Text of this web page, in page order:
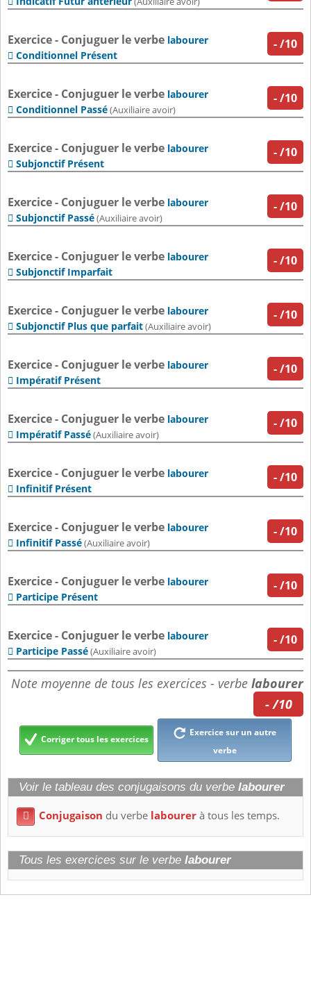
-/10
Exercice - Conjuguer le verbe labourer
 Conditionnel Présent
-/10
Exercice - Conjuguer le verbe labourer
 Conditionnel Passé(Auxiliaire avoir)
-/10
Exercice - Conjuguer le verbe labourer
 Subjonctif Présent
-/10
Exercice - Conjuguer le verbe labourer
 Subjonctif Passé(Auxiliaire avoir)
-/10
Exercice - Conjuguer le verbe labourer
 Subjonctif Imparfait
-/10
Exercice - Conjuguer le verbe labourer
 Subjonctif Plus que parfait(Auxiliaire avoir)
-/10
Exercice - Conjuguer le verbe labourer
 Impératif Présent
-/10
Exercice - Conjuguer le verbe labourer
 Impératif Passé(Auxiliaire avoir)
-/10
Exercice - Conjuguer le verbe labourer
 Infinitif Présent
-/10
Exercice - Conjuguer le verbe labourer
 Infinitif Passé(Auxiliaire avoir)
-/10
Exercice - Conjuguer le verbe labourer
 Participe Présent
-/10
Exercice - Conjuguer le verbe labourer
 Participe Passé(Auxiliaire avoir)
Note moyenne de tous les exercices - verbe labourer
- /10
Corriger tous les exercices
Exercice sur un autre
verbe
Voir le tableau des conjugaisons du verbe labourer
 Conjugaison du verbe labourerà tous les temps.
Tous les exercices sur le verbe labourer